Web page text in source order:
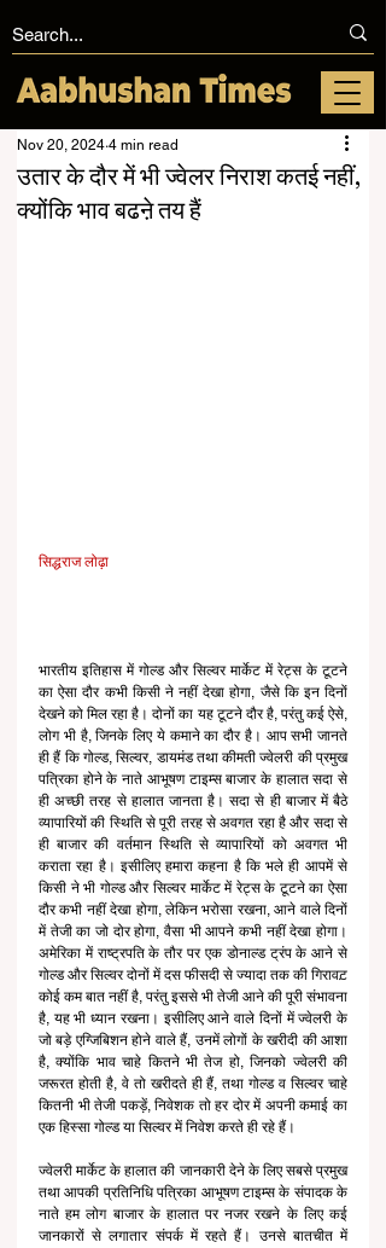
उतार के दौर में भी ज्वेलर निराश कतई नहीं,
क्योंकि भाव बढऩे तय हैं
Nov 20, 2024 4 min read
सिद्धराज लोढ़ा
भारतीय इतिहास में गोल्ड और सिल्वर मार्केट में रेट्स के टूटने
का ऐसा दौर कभी किसी ने नहीं देखा होगा, जैसे कि इन दिनों
देखने को मिल रहा है। दोनों का यह टूटने दौर है, परंतु कई ऐसे,
लोग भी है, जिनके लिए ये कमाने का दौर है। आप सभी जानते
ही हैं कि गोल्ड, सिल्वर, डायमंड तथा कीमती ज्वेलरी की प्रमुख
पत्रिका होने के नाते आभूषण टाइम्स बाजार के हालात सदा से
ही अच्छी तरह से हालात जानता है। सदा से ही बाजार में बैठे
व्यापारियों की स्थिति से पूरी तरह से अवगत रहा है और सदा से
ही बाजार की वर्तमान स्थिति से व्यापारियों को अवगत भी
कराता रहा है। इसीलिए हमारा कहना है कि भले ही आपमें से
किसी ने भी गोल्ड और सिल्वर मार्केट में रेट्स के टूटने का ऐसा
दौर कभी नहीं देखा होगा, लेकिन भरोसा रखना, आने वाले दिनों
में तेजी का जो दोर होगा, वैसा भी आपने कभी नहीं देखा होगा।
अमेरिका में राष्ट्रपति के तौर पर एक डोनाल्ड ट्रंप के आने से
गोल्ड और सिल्वर दोनों में दस फीसदी से ज्यादा तक की गिरावट़
कोई कम बात नहीं है, परंतु इससे भी तेजी आने की पूरी संभावना
है, यह भी ध्यान रखना। इसीलिए आने वाले दिनों में ज्वेलरी के
जो बड़े एग्जिबिशन होने वाले हैं, उनमें लोगों के खरीदी की आशा
है, क्योंकि भाव चाहे कितने भी तेज हो, जिनको ज्वेलरी की
जरूरत होती है, वे तो खरीदते ही हैं, तथा गोल्ड व सिल्वर चाहे
कितनी भी तेजी पकड़ें, निवेशक तो हर दोर में अपनी कमाई का
एक हिस्सा गोल्ड या सिल्वर में निवेश करते ही रहे हैं।
ज्वेलरी मार्केट के हालात की जानकारी देने के लिए सबसे प्रमुख
तथा आपकी प्रतिनिधि पत्रिका आभूषण टाइम्स के संपादक के
नाते हम लोग बाजार के हालात पर नजर रखने के लिए कई
जानकारों से लगातार संपर्क में रहते हैं। उनसे बातचीत में